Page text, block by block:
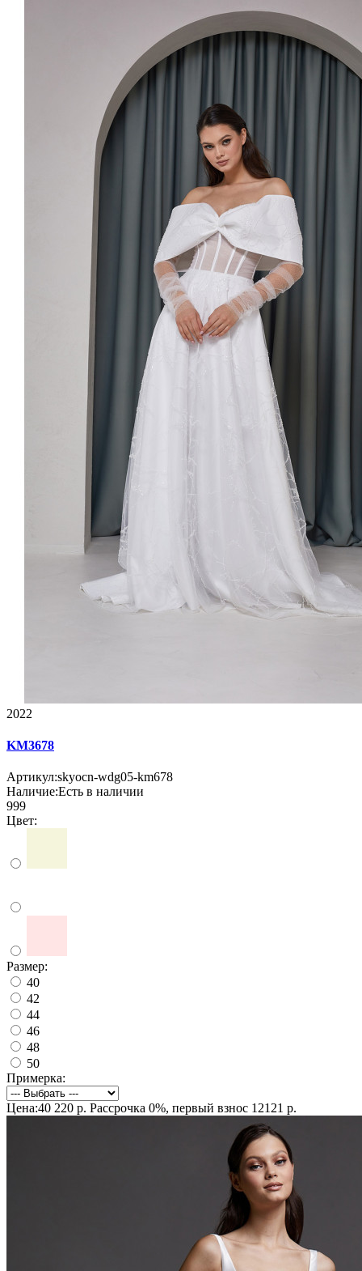
2022
KM3678
Артикул:skyocn-wdg05-km678
Наличие:Есть в наличии
999
Цвет:
Размер:
40
42
44
46
48
50
Примерка:
Цена:40 220 р. Рассрочка 0%, первый взнос 12121 р.